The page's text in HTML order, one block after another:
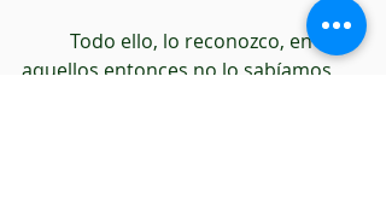
aquellos entonces no lo sabíamos